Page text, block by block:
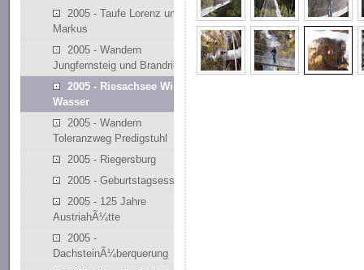
2005 - Taufe Lorenz und
Markus
2005 - Wandern
Jungfernsteig und Brandriedl
2005 - Riesachsee Wilde
Wasser
2005 - Wandern
Toleranzweg Predigstuhl
2005 - Riegersburg
2005 - Geburtstagsessen
2005 - 125 Jahre
AustriahÃ¼tte
2005 -
DachsteinÃ¼berquerung